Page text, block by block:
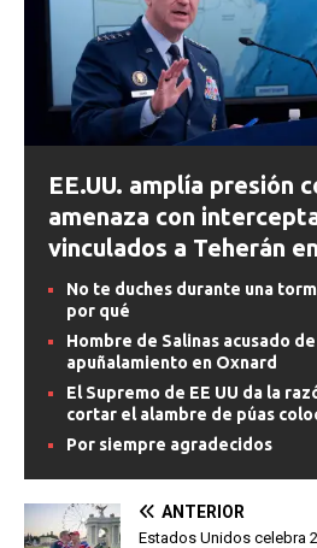
EE.UU. amplía presión
amenaza con
vinculados a Teherán
No te duches durante una
por qué
Hombre de Salinas acusado
apuñalamiento en Oxnard
El Supremo de EE UU da la
cortar el alambre de púas
Por siempre agradecidos
ANTERIOR
Estados Unidos celebra